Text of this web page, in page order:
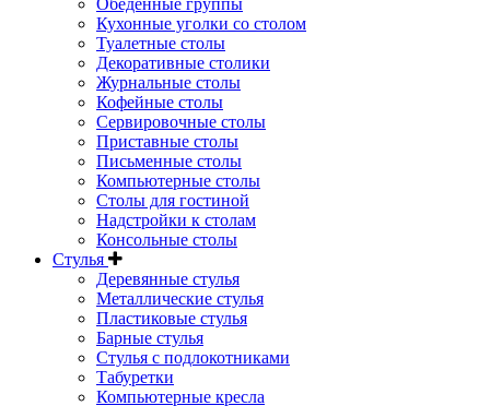
Обеденные группы
Кухонные уголки со столом
Туалетные столы
Декоративные столики
Журнальные столы
Кофейные столы
Сервировочные столы
Приставные столы
Письменные столы
Компьютерные столы
Столы для гостиной
Надстройки к столам
Консольные столы
Стулья
Деревянные стулья
Металлические стулья
Пластиковые стулья
Барные стулья
Стулья с подлокотниками
Табуретки
Компьютерные кресла